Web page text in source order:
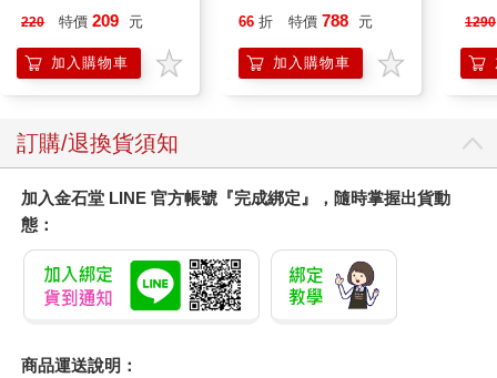
220 特價 209 元
加入購物車
66 折 特價 788 元
加入購物車
肩/
膝
1290
訂購/退換貨須知
加入金石堂 LINE 官方帳號『完成綁定』，隨時掌握出貨動
態：
商品運送說明：